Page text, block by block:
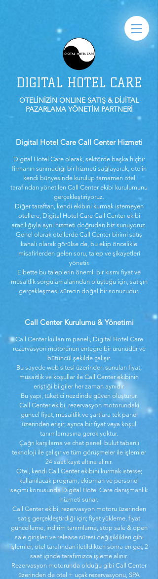
DIGITAL HOTEL CARE
OTELİNİZİN ONLINE SATIŞ & DİJİTAL
PAZARLAMA YÖNETİM PARTNERİ
Digital Hotel Care Call Center Hizmeti
Digital Hotel Care olarak, sektörde başka hiçbir
firmanın sunmadığı bir hizmeti sağlayarak, otelin
kendi bünyesinde kurulup tamamen otel
tarafından yönetilen Call Center ekibi kurulumunu
gerçekleştiriyoruz.
Diğer taraftan, kendi ekibini kurmak istemeyen
otellere, Digital Hotel Care Call Center ekibi
aracılığıyla aynı hizmeti doğrudan biz sunuyoruz.
Genel olarak otellerde Call Center birimi satış
kanalı olarak görülse de, bu ekip öncelikle
misafirlerden gelen soru, talep ve şikayetleri
yönetir.
Elbette bu taleplerin önemli bir kısmı fiyat ve
müsaitlik sorgulamalarından oluştuğu için, satışın
gerçekleşmesi sürecin doğal bir sonucudur.
Call Center Kurulumu & Yönetimi
Call Center kullanım paneli, Digital Hotel Care
rezervasyon motorunun entegre bir ürünüdür ve
bütüncül şekilde çalışır.
Bu sayede web sitesi üzerinden sunulan fiyat,
müsaitlik ve koşullar ile Call Center ekibinin
eriştiği bilgiler her zaman aynıdır.
Bu yapı, tüketici nezdinde güven oluşturur.
Call Center ekibi, rezervasyon motorundaki
güncel fiyat, müsaitlik ve şartlara tek panel
üzerinden erişir; ayrıca bir fiyat veya koşul
tanımlamasına gerek yoktur.
Çağrı karşılama ve chat paneli bulut tabanlı
teknoloji ile çalışır ve tüm görüşmeler ile işlemler
24 saat kayıt altına alınır.
Otel, kendi Call Center ekibini kurmak isterse;
kullanılacak program, ekipman ve personel
seçimi konusunda Digital Hotel Care danışmanlık
hizmeti sunar.
Call Center ekibi, rezervasyon motoru üzerinden
satış gerçekleştirdiği için; fiyat yükleme, fiyat
güncelleme, indirim tanımlama, stop sale & open
sale girişleri ve release süresi değişiklikleri gibi
işlemler, otel tarafından iletildikten sonra en geç 2
saat içinde tarafımızca işleme alınır.
Rezervasyon motorunda olduğu gibi Call Center
üzerinden de otel + uçak rezervasyonu, SPA